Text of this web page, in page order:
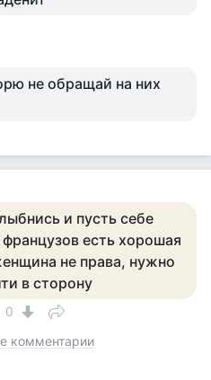
не обращай на них
и пусть себе
есть хорошая
не права, нужно
в сторону
0
комментарии